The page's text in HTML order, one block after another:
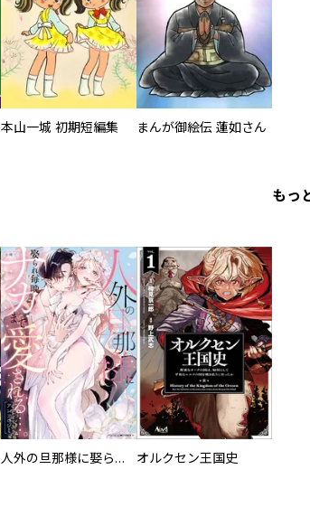
本山一城 初期短編集 まんが御絵伝 蓮如さん
もっ
人外の旦那様に娶られ毎晩ナカまで愛される…。アンソロジー オルクセン王国史